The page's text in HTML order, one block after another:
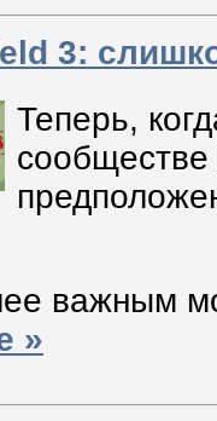
3:
Теперь,
сообществе
важным
»